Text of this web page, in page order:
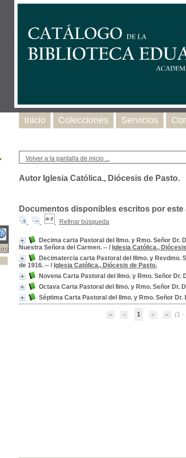
Volver a la pantalla de inicio ...
Autor Iglesia Católica., Diócesis de Pasto.
Documentos disponibles escritos por este
Refinar búsqueda
Decima carta Pastoral del Ilmo. y Rmo. Señor Dr.
Nuestra Señora del Carmen. --/ Iglesia Católica.,
Decimatercia carta Pastoral del Illmo. y Revdmo.
de 1916. --/ Iglesia Católica., Diócesis de Pasto.
Novena Carta Pastoral del Ilmo. y Rmo. Señor Dr.
Octava Carta Pastoral del Ilmo. y Rmo. Señor Dr.
Séptima Carta Pastoral del Ilmo. y Rmo. Señor
1 (1 -
Inicio Colecciones Servicios